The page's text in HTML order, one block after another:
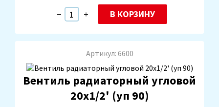
В КОРЗИНУ
Артикул: 6600
Вентиль радиаторный угловой
20х1/2' (уп 90)